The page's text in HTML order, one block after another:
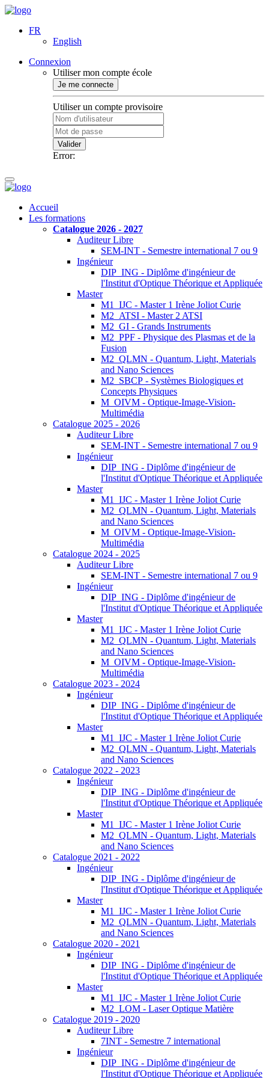
FR
English
Connexion
Utiliser mon compte école
Je me connecte
Utiliser un compte provisoire
Valider
Error:
Accueil
Les formations
Catalogue 2026 - 2027
Auditeur Libre
SEM-INT - Semestre international 7 ou 9
Ingénieur
DIP_ING - Diplôme d'ingénieur de
l'Institut d'Optique Théorique et Appliquée
Master
M1_IJC - Master 1 Irène Joliot Curie
M2_ATSI - Master 2 ATSI
M2_GI - Grands Instruments
M2_PPF - Physique des Plasmas et de la
Fusion
M2_QLMN - Quantum, Light, Materials
and Nano Sciences
M2_SBCP - Systèmes Biologiques et
Concepts Physiques
M_OIVM - Optique-Image-Vision-
Multimédia
Catalogue 2025 - 2026
Auditeur Libre
SEM-INT - Semestre international 7 ou 9
Ingénieur
DIP_ING - Diplôme d'ingénieur de
l'Institut d'Optique Théorique et Appliquée
Master
M1_IJC - Master 1 Irène Joliot Curie
M2_QLMN - Quantum, Light, Materials
and Nano Sciences
M_OIVM - Optique-Image-Vision-
Multimédia
Catalogue 2024 - 2025
Auditeur Libre
SEM-INT - Semestre international 7 ou 9
Ingénieur
DIP_ING - Diplôme d'ingénieur de
l'Institut d'Optique Théorique et Appliquée
Master
M1_IJC - Master 1 Irène Joliot Curie
M2_QLMN - Quantum, Light, Materials
and Nano Sciences
M_OIVM - Optique-Image-Vision-
Multimédia
Catalogue 2023 - 2024
Ingénieur
DIP_ING - Diplôme d'ingénieur de
l'Institut d'Optique Théorique et Appliquée
Master
M1_IJC - Master 1 Irène Joliot Curie
M2_QLMN - Quantum, Light, Materials
and Nano Sciences
Catalogue 2022 - 2023
Ingénieur
DIP_ING - Diplôme d'ingénieur de
l'Institut d'Optique Théorique et Appliquée
Master
M1_IJC - Master 1 Irène Joliot Curie
M2_QLMN - Quantum, Light, Materials
and Nano Sciences
Catalogue 2021 - 2022
Ingénieur
DIP_ING - Diplôme d'ingénieur de
l'Institut d'Optique Théorique et Appliquée
Master
M1_IJC - Master 1 Irène Joliot Curie
M2_QLMN - Quantum, Light, Materials
and Nano Sciences
Catalogue 2020 - 2021
Ingénieur
DIP_ING - Diplôme d'ingénieur de
l'Institut d'Optique Théorique et Appliquée
Master
M1_IJC - Master 1 Irène Joliot Curie
M2_LOM - Laser Optique Matière
Catalogue 2019 - 2020
Auditeur Libre
7INT - Semestre 7 international
Ingénieur
DIP_ING - Diplôme d'ingénieur de
l'Institut d'Optique Théorique et Appliquée